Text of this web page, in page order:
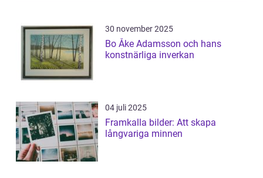
30 november 2025
Bo Åke Adamsson och hans
konstnärliga inverkan
04 juli 2025
Framkalla bilder: Att skapa
långvariga minnen